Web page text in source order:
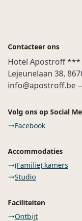
Contacteer ons
Hotel Apostroff ***
Lejeunelaan 38,
info@apostroff.be
Volg ons op Social
Facebook
Accommodaties
(Familie) kamers
Studio
Faciliteiten
Ontbijt